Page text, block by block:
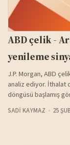
ABD çelik -
yenileme
J.P. Morgan, ABD
analiz ediyor. İthalat
döngüsü başlamış
SADI KAYMAZ 25